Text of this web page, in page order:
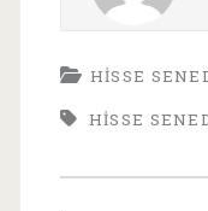
HISSE
HISSE